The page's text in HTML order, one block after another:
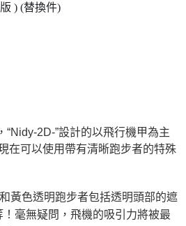
) (替換件)
“Nidy-2D-”設計的以飛行機甲為主
在可以使用帶有清晰跑步者的特殊
黃色透明跑步者包括透明頭部的遮
毫無疑問，飛機的吸引力將被最